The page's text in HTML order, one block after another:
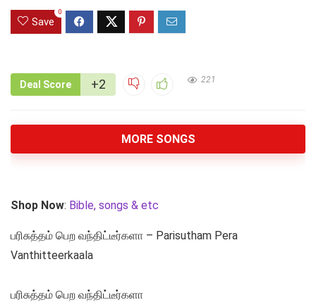
Save
0
Deal Score +2 221
MORE SONGS
Shop Now: Bible, songs & etc
பரிசுத்தம் பெற வந்திட்டீர்களா – Parisutham Pera
Vanthitteerkaala
பரிசுத்தம் பெற வந்திட்டீர்களா